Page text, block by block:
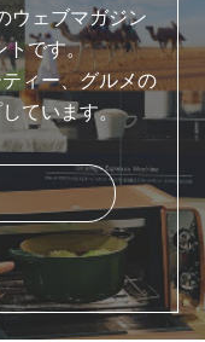
ウェブマガジン
トです。
ィー、グルメの
ています。